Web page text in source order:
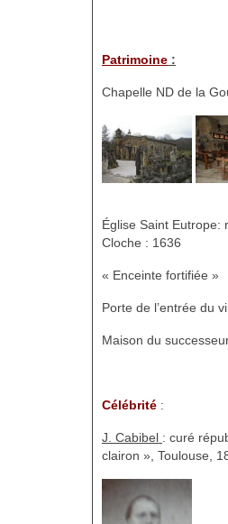
Patrimoine :
Chapelle ND de la
Église Saint Eutrope:
Cloche : 1636
« Enceinte fortifiée »
Porte de l’entrée du
Maison du
Célébrité :
J. Cabibel : curé
clairon », Toulouse,